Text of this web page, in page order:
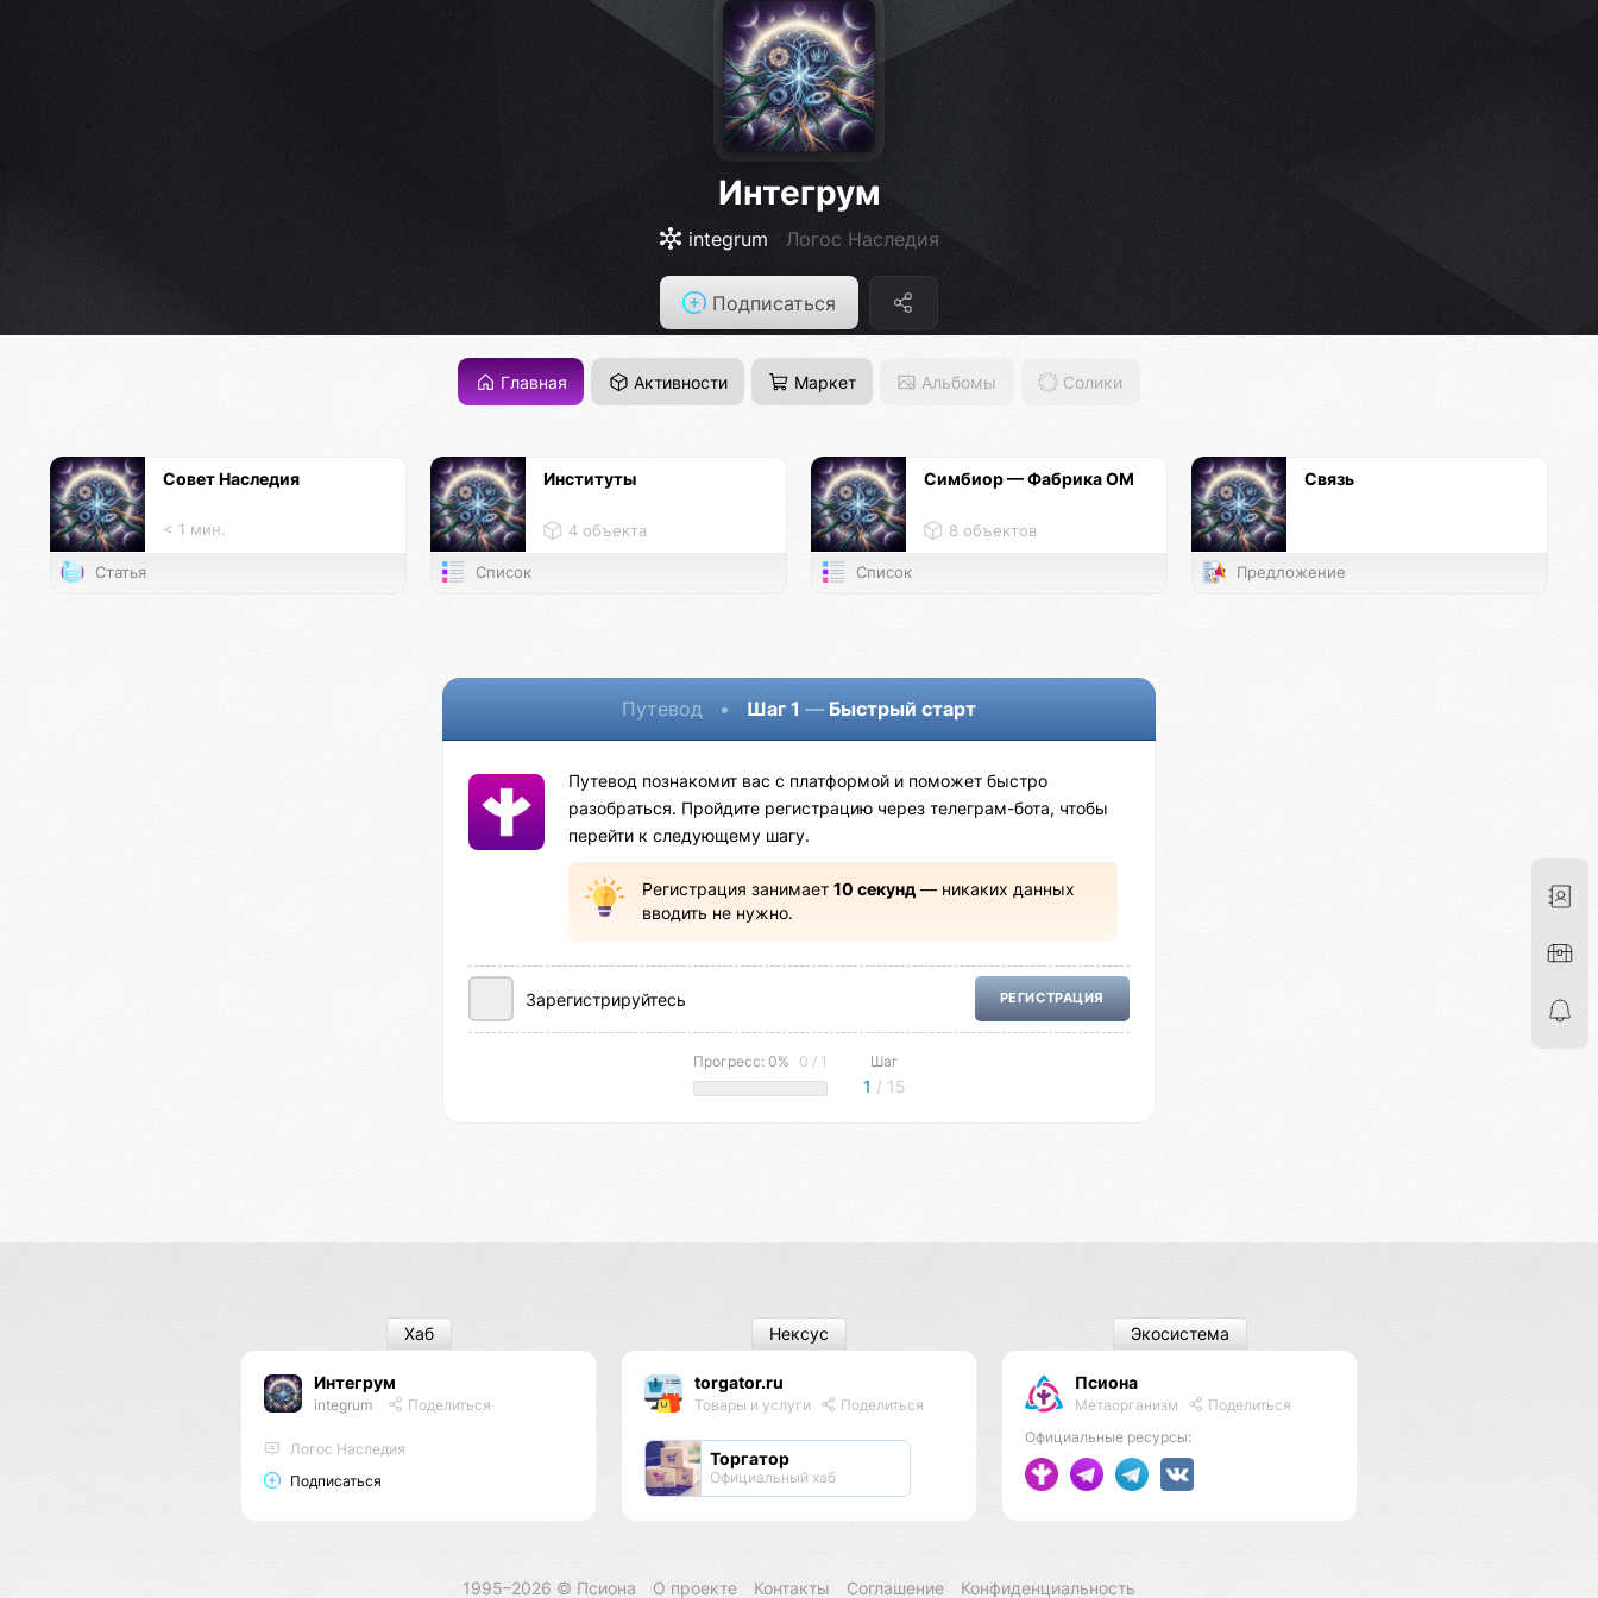
Интегрум
integrum Логос Наследия
Подписаться
Главная Активности Маркет Альбомы Солики
Совет Наследия
< 1 мин.
Статья
Институты
4 объекта
Список
Симбиор — Фабрика ОМ
8 объектов
Список
Связь
Предложение
Путевод • Шаг 1 — Быстрый старт
Путевод познакомит вас с платформой и поможет быстро
разобраться. Пройдите регистрацию через телеграм-бота, чтобы
перейти к следующему шагу.
Регистрация занимает 10 секунд— никаких данных
вводить не нужно.
Зарегистрируйтесь РЕГИСТРАЦИЯ
Прогресс: 0% 0 / 1 Шаг
1 / 15
Интегрум
integrum Поделиться
Логос Наследия
Подписаться
Хаб
torgator.ru
Товары и услуги Поделиться
Торгатор
Официальный хаб
Нексус
Псиона
Метаорганизм
Поделиться
Официальные ресурсы:
Экосистема
1995–2026 © Псиона О проекте Контакты Соглашение Конфиденциальность